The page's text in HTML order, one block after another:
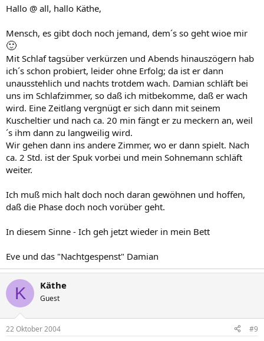
Hallo @ all, hallo Käthe,
Mensch, es gibt doch noch jemand, dem´s so geht wioe mir
🙂
Mit Schlaf tagsüber verkürzen und Abends hinauszögern hab
ich´s schon probiert, leider ohne Erfolg; da ist er dann
unausstehlich und nachts trotdem wach. Damian schläft bei
uns im Schlafzimmer, so daß ich mitbekomme, daß er wach
wird. Eine Zeitlang vergnügt er sich dann mit seinem
Kuscheltier und nach ca. 20 min fängt er zu meckern an, weil
´s ihm dann zu langweilig wird.
Wir gehen dann ins andere Zimmer, wo er dann spielt. Nach
ca. 2 Std. ist der Spuk vorbei und mein Sohnemann schläft
weiter.
Ich muß mich halt doch noch daran gewöhnen und hoffen,
daß die Phase doch noch vorüber geht.
In diesem Sinne - Ich geh jetzt wieder in mein Bett
Eve und das "Nachtgespenst" Damian
K Käthe
Guest
22 Oktober 2004 #9